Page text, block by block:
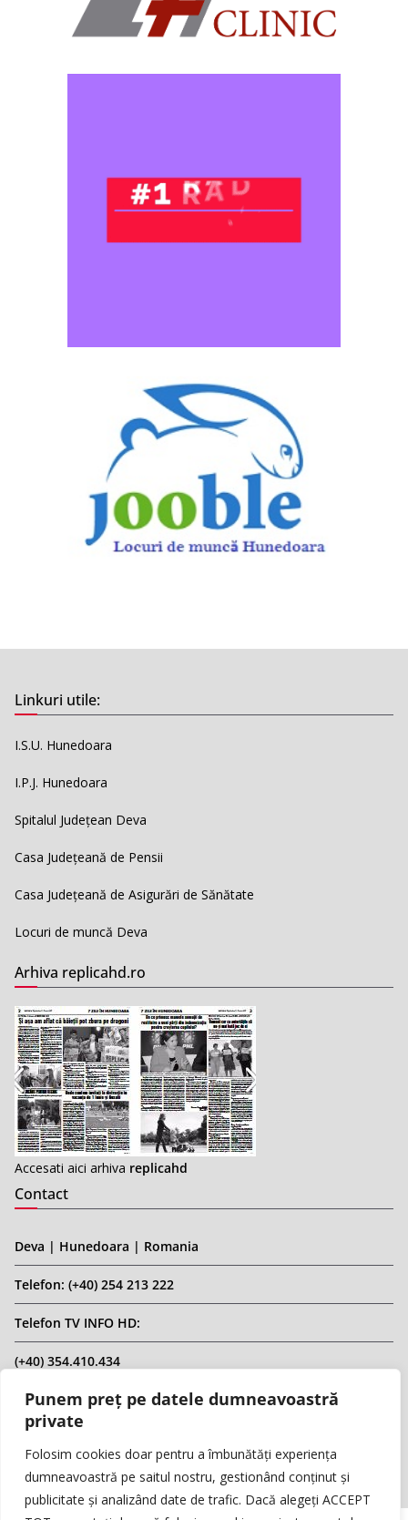
Punem preț pe datele dumneavoastră
private
Folosim cookies doar pentru a îmbunătăți experiența
dumneavoastră pe saitul nostru, gestionând conținut și
publicitate și analizând date de trafic. Dacă alegeți ACCEPT
Linkuri utile:
I.S.U. Hunedoara
I.P.J. Hunedoara
Spitalul Județean Deva
Casa Județeană de Pensii
Casa Județeană de Asigurări de Sănătate
Locuri de muncă Deva
Arhiva replicahd.ro
Accesati aici arhiva replicahd
Contact
Deva | Hunedoara | Romania
Telefon: (+40) 254 213 222
Telefon TV INFO HD:
(+40) 354.410.434
Email: infohd20@gmail.com
Website: www.replicahd.ro